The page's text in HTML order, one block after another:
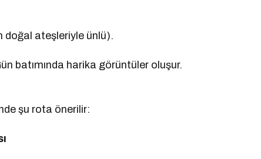
doğal ateşleriyle ünlü).
batımında harika görüntüler oluşur.
şu rota önerilir: